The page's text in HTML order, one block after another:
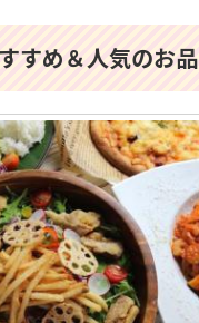
すめ＆人気のお品